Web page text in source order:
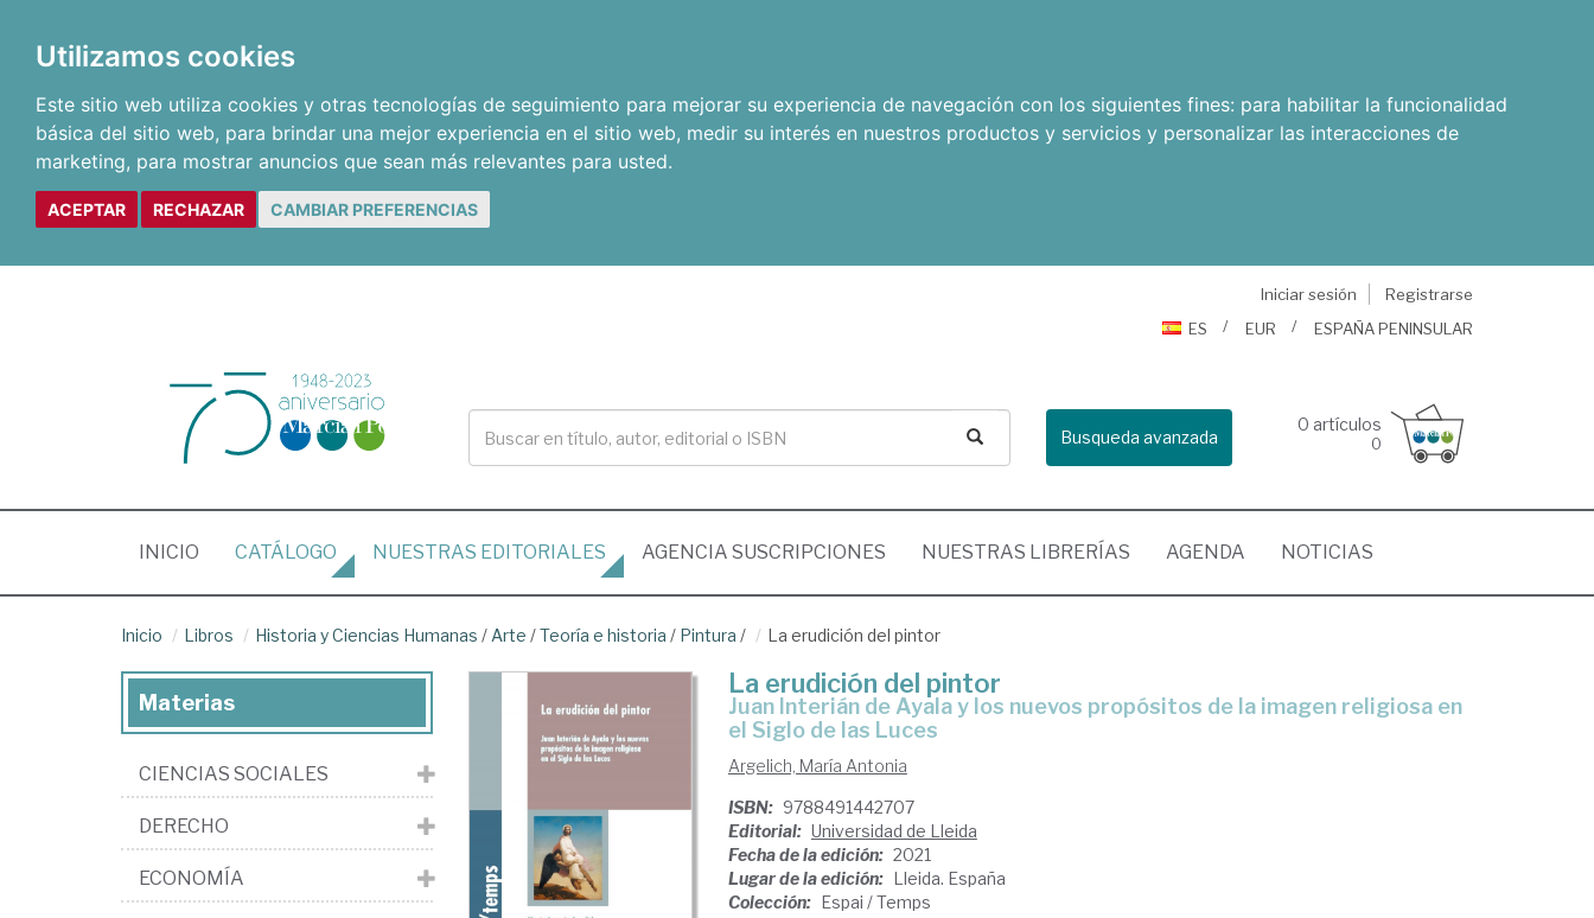
Utilizamos cookies
Este sitio web utiliza cookies y otras tecnologías de seguimiento para mejorar su experiencia de navegación con los siguientes fines: para habilitar la funcionalidad
básica del sitio web, para brindar una mejor experiencia en el sitio web, medir su interés en nuestros productos y servicios y personalizar las interacciones de
marketing, para mostrar anuncios que sean más relevantes para usted.
ACEPTAR RECHAZAR CAMBIAR PREFERENCIAS
Iniciar sesión
Registrarse
ES
EUR ESPAÑA PENINSULAR
Busqueda avanzada
0 artículos
0
INICIO (CURRENT)
CATÁLOGO NUESTRAS EDITORIALES AGENCIA SUSCRIPCIONES NUESTRAS LIBRERÍAS AGENDA NOTICIAS
Inicio Libros Historia y Ciencias Humanas / Arte /Teoría e historia / Pintura / La erudición del pintor
La erudición del pintor
Juan Interián de Ayala y los nuevos propósitos de la imagen religiosa en
el Siglo de las Luces
Argelich, María Antonia
ISBN: 9788491442707
Editorial: Universidad de Lleida
Fecha de la edición: 2021
Lugar de la edición: Lleida. España
Colección: Espai / Temps
Materias
CIENCIAS SOCIALES
DERECHO
ECONOMÍA